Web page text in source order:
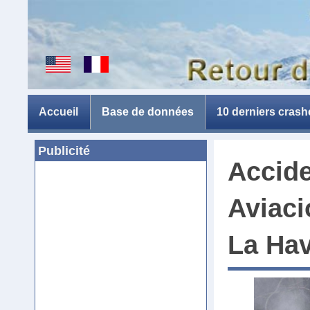
Accueil Base de données 10 derniers
Publicité
La